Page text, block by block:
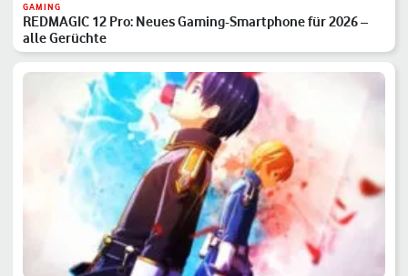
GAMING
REDMAGIC 12 Pro: Neues Gaming-Smartphone für 2026 –
alle Gerüchte